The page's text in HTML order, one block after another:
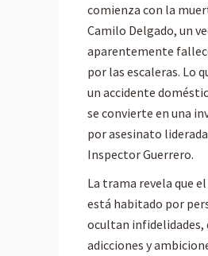
comienza con la
Camilo Delgado, un
aparentemente
por las escaleras. Lo
un accidente
se convierte en una
por asesinato
Inspector Guerrero.
La trama revela que
está habitado por
ocultan infidelidades,
adicciones y